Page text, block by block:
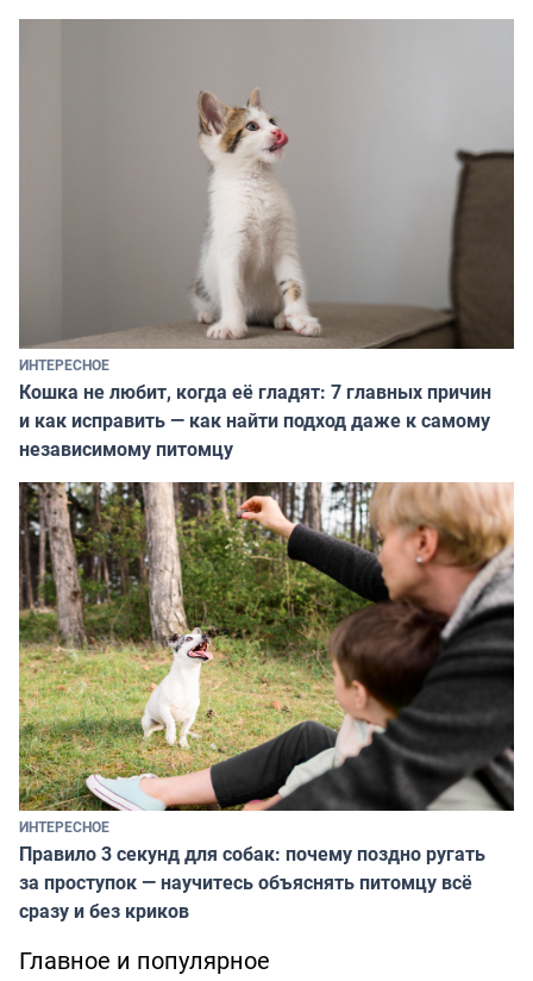
ИНТЕРЕСНОЕ
Кошка не любит, когда её гладят: 7 главных причин
и как исправить — как найти подход даже к самому
независимому питомцу
ИНТЕРЕСНОЕ
Правило 3 секунд для собак: почему поздно ругать
за проступок — научитесь объяснять питомцу всё
сразу и без криков
Главное и популярное